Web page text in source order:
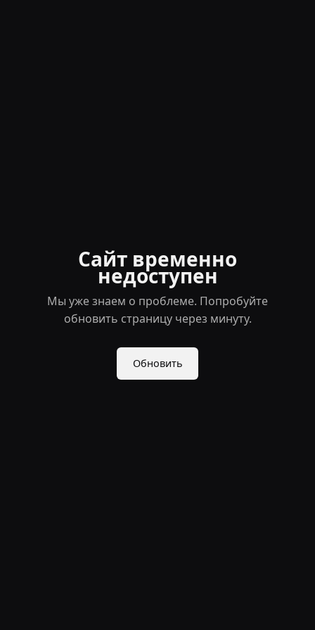
Сайт временно
недоступен
Мы уже знаем о проблеме. Попробуйте
обновить страницу через минуту.
Обновить